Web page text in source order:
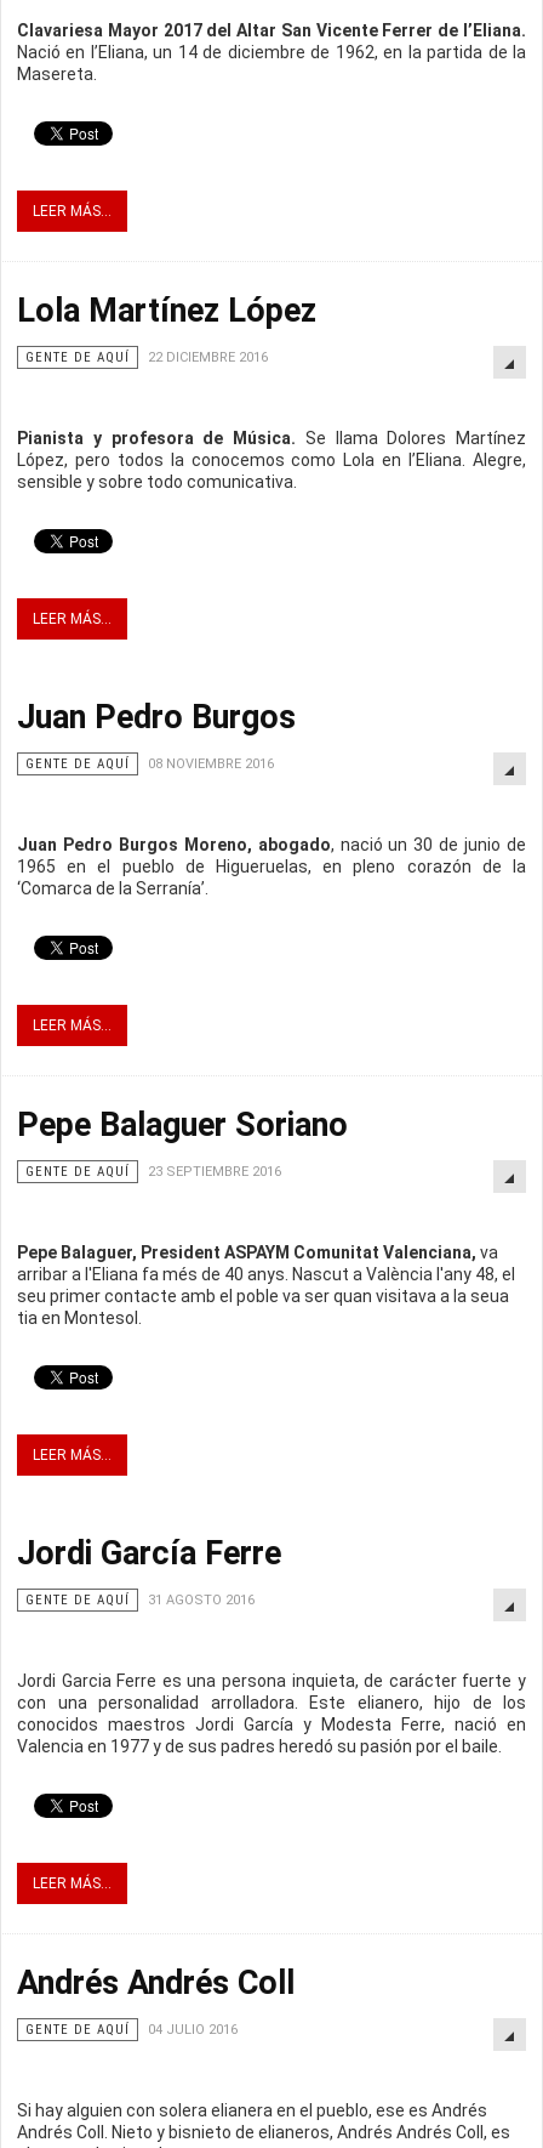
Clavariesa Mayor 2017 del Altar San Vicente Ferrer de l’Eliana.
Nació en l’Eliana, un 14 de diciembre de 1962, en la partida de la
Masereta.
LEER MÁS...
Lola Martínez López
GENTE DE AQUÍ 22 DICIEMBRE 2016
Pianista y profesora de Música. Se llama Dolores Martínez
López, pero todos la conocemos como Lola en l’Eliana. Alegre,
sensible y sobre todo comunicativa.
LEER MÁS...
Juan Pedro Burgos
GENTE DE AQUÍ 08 NOVIEMBRE 2016
Juan Pedro Burgos Moreno, abogado, nació un 30 de junio de
1965 en el pueblo de Higueruelas, en pleno corazón de la
‘Comarca de la Serranía’.
LEER MÁS...
Pepe Balaguer Soriano
GENTE DE AQUÍ 23 SEPTIEMBRE 2016
Pepe Balaguer, President ASPAYM Comunitat Valenciana, va
arribar a l'Eliana fa més de 40 anys. Nascut a València l'any 48, el
seu primer contacte amb el poble va ser quan visitava a la seua
tia en Montesol.
LEER MÁS...
Jordi García Ferre
GENTE DE AQUÍ 31 AGOSTO 2016
Jordi Garcia Ferre es una persona inquieta, de carácter fuerte y
con una personalidad arrolladora. Este elianero, hijo de los
conocidos maestros Jordi García y Modesta Ferre, nació en
Valencia en 1977 y de sus padres heredó su pasión por el baile.
LEER MÁS...
Andrés Andrés Coll
GENTE DE AQUÍ 04 JULIO 2016
Si hay alguien con solera elianera en el pueblo, ese es Andrés
Andrés Coll. Nieto y bisnieto de elianeros, Andrés Andrés Coll, es